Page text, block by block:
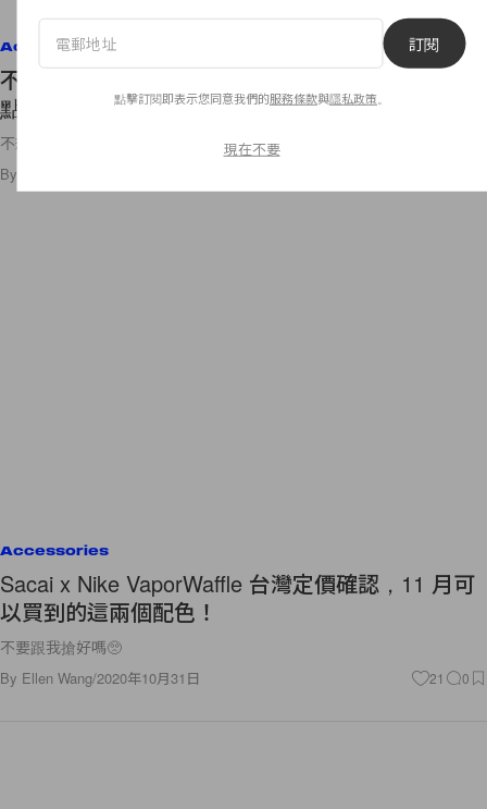
Accessories
不想被誤會是廉價貨？買這款流行靴子前要注意幾
點！
不想氣質款變廉價貨，入手前要注意！
By
Accessories
Sacai x Nike VaporWaffle 台灣定價確認，11 月可
以買到的這兩個配色！
不要跟我搶好嗎🥺
By Ellen Wang/2020年10月31日 21 0
訂閱
點擊訂閱即表示您同意我們的服務條款與隱私政策
現在不要